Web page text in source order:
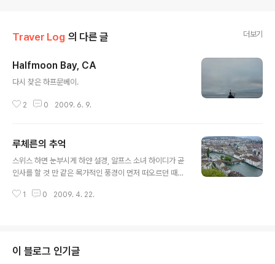
Traver Log 의 다른 글 더보기
Halfmoon Bay, CA
다시 찾은 하프문베이.
2 0 2009. 6. 9.
루체른의 추억
스위스 하면 눈부시게 하얀 설경, 알프스 소녀 하이디가 곧
인사를 할 것 만 같은 목가적인 풍경이 먼저 떠오르던 때가
의 첫인상은 바로 그 예상했던 바와 다르지 않았다. 그리고,
이야기 한다. 나의 초등학교 시절, 집에 걸린 달력풍경으로
보았던 꽃으로 장식된 예쁜 목조다리..... 유럽에서 현존하
1 0 2009. 4. 22.
이 블로그 인기글